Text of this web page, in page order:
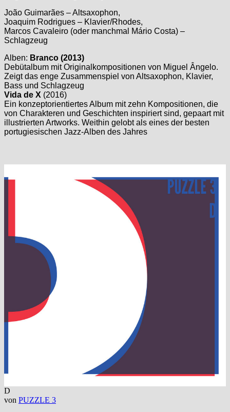
João Guimarães – Altsaxophon,
Joaquim Rodrigues – Klavier/Rhodes,
Marcos Cavaleiro (oder manchmal Mário Costa) –
Schlagzeug
Alben: Branco (2013)
Debütalbum mit Originalkompositionen von Miguel Ângelo.
Zeigt das enge Zusammenspiel von Altsaxophon, Klavier,
Bass und Schlagzeug
Vida de X (2016)
Ein konzeptorientiertes Album mit zehn Kompositionen, die
von Charakteren und Geschichten inspiriert sind, gepaart mit
illustrierten Artworks. Weithin gelobt als eines der besten
portugiesischen Jazz-Alben des Jahres
D
von PUZZLE 3